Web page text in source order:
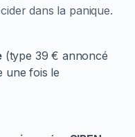
dans la panique.
(type 39 € annoncé
une fois le